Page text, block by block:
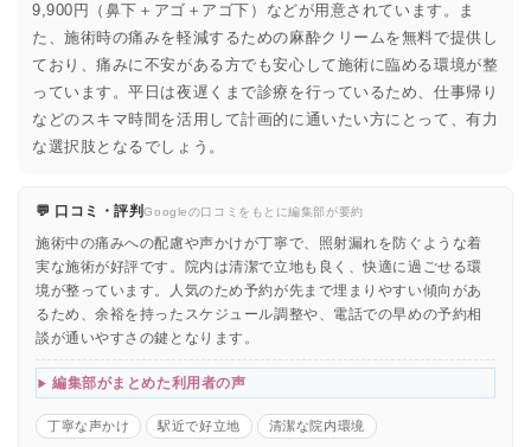
9,900円（鼻下＋アゴ＋アゴ下）などが用意されています。ま
た、施術時の痛みを軽減するための麻酔クリームを無料で提供し
ており、痛みに不安がある方でも安心して施術に臨める環境が整
っています。平日は夜遅くまで診療を行っているため、仕事帰り
などのスキマ時間を活用して計画的に通いたい方にとって、有力
な選択肢となるでしょう。
💬 口コミ・評判Googleの口コミをもとに編集部が要約
施術中の痛みへの配慮や声かけが丁寧で、照射漏れを防ぐような着
実な施術が好評です。院内は清潔で立地も良く、快適に過ごせる環
境が整っています。人気のため予約が先まで埋まりやすい傾向があ
るため、余裕を持ったスケジュール調整や、電話での早めの予約相
談が通いやすさの鍵となります。
編集部がまとめた利用者の声
丁寧な声かけ 駅近で好立地 清潔な院内環境